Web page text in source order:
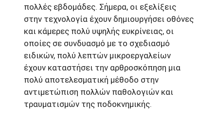
πολλές εβδομάδες. Σήμερα, οι εξελίξεις
στην τεχνολογία έχουν δημιουργήσει οθόνες
και κάμερες πολύ υψηλής ευκρίνειας, οι
οποίες σε συνδυασμό με το σχεδιασμό
ειδικών, πολύ λεπτών μικροεργαλείων
έχουν καταστήσει την αρθροσκόπηση μια
πολύ αποτελεσματική μέθοδο στην
αντιμετώπιση πολλών παθολογιών και
τραυματισμών της ποδοκνημικής.